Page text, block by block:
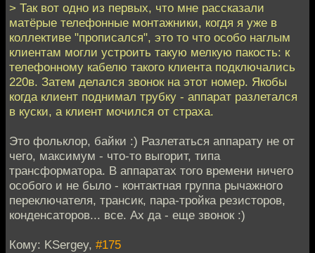
> Так вот одно из первых, что мне рассказали
матёрые телефонные монтажники, когдя я уже в
коллективе "прописался", это то что особо наглым
клиентам могли устроить такую мелкую пакость: к
телефонному кабелю такого клиента подключались
220в. Затем делался звонок на этот номер. Якобы
когда клиент поднимал трубку - аппарат разлетался
в куски, а клиент мочился от страха.
Это фольклор, байки :) Разлетаться аппарату не от
чего, максимум - что-то выгорит, типа
трансформатора. В аппаратах того времени ничего
особого и не было - контактная группа рычажного
переключателя, трансик, пара-тройка резисторов,
конденсаторов... все. Ах да - еще звонок :)
Кому: KSergey, #175